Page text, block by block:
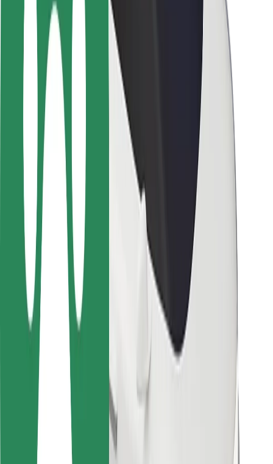
Siguranță pentru pasageri
Siguranță pentru șoferi
Siguranță pe trotinete
Laboratorul de siguranță
Orașe
Locații
Soluții pentru orașe
Aeroporturi
Stații de încărcare Bolt
Serviciul de relații clienți
Pentru pasageri
Pentru șoferi
Pentru curieri
Bolt Food
Pentru proprietarii de flotă
Pentru restaurante
Altele
Furnizori
Termeni și Condiții
Cookie-uri